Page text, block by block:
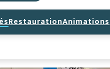
RestaurationAnimations